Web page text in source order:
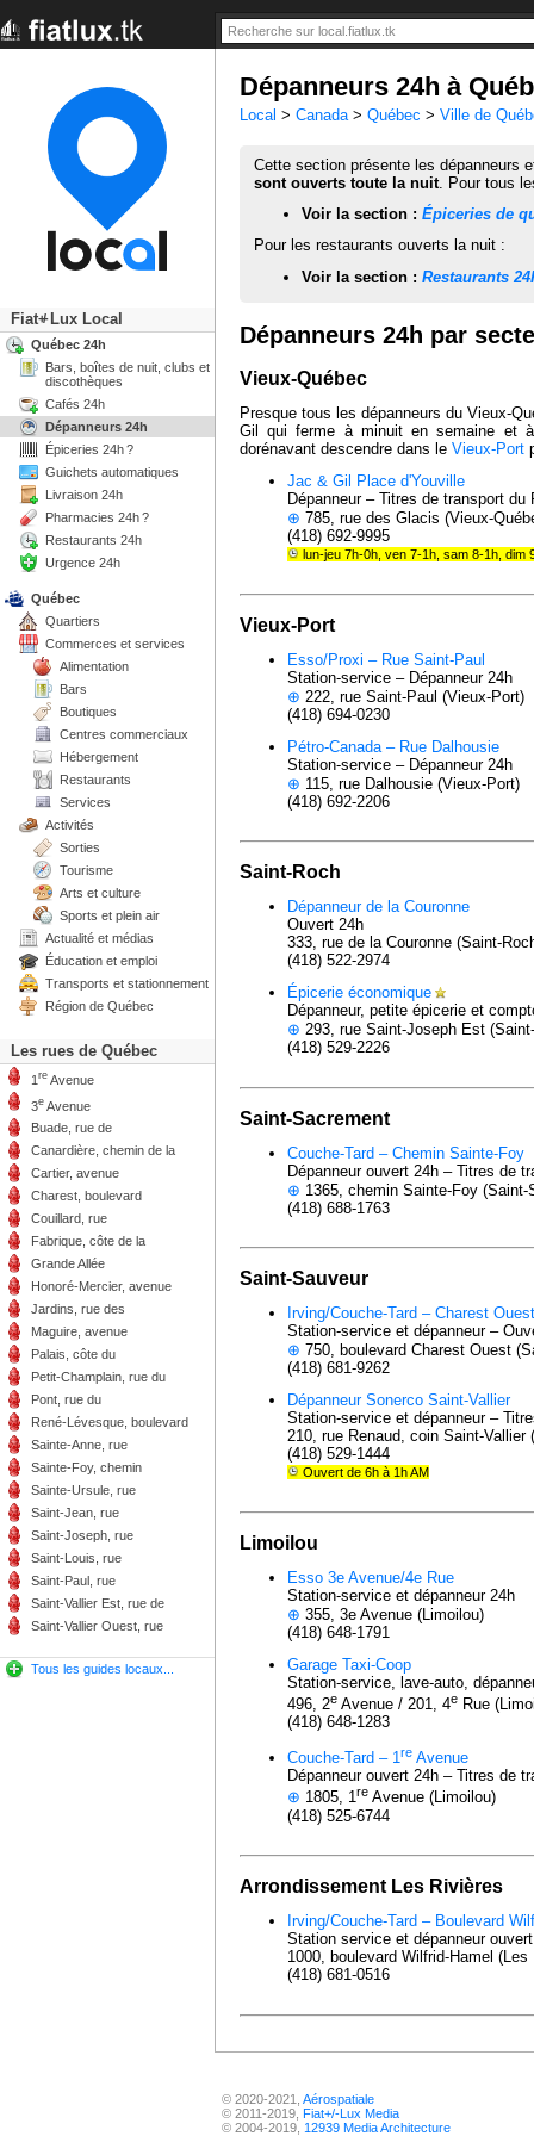
Dépanneurs 24h à
Local > Canada> Québec > Ville de
Cette section présente les dépanneurs
sont ouverts toute la nuit. Pour tous
Voir la section : Épiceries de
Pour les restaurants ouverts la nuit :
Voir la section : Restaurants
Dépanneurs 24h par
Vieux-Québec
Presque tous les dépanneurs du Vieux-
Gil qui ferme à minuit en semaine et
dorénavant descendre dans le Vieux-Port
Jac & Gil Place d'Youville
Dépanneur – Titres de transport du
⊕ 785, rue des Glacis (Vieux-
(418) 692-9995
lun-jeu 7h-0h, ven 7-1h, sam 8-1h, dim
Vieux-Port
Esso/Proxi – Rue Saint-Paul
Station-service – Dépanneur 24h
⊕ 222, rue Saint-Paul (Vieux-Port)
(418) 694-0230
Pétro-Canada – Rue Dalhousie
Station-service – Dépanneur 24h
⊕ 115, rue Dalhousie (Vieux-Port)
(418) 692-2206
Saint-Roch
Dépanneur de la Couronne
Ouvert 24h
333, rue de la Couronne (Saint-
(418) 522-2974
Épicerie économique
Dépanneur, petite épicerie et
⊕ 293, rue Saint-Joseph Est
(418) 529-2226
Saint-Sacrement
Couche-Tard – Chemin Sainte-Foy
Dépanneur ouvert 24h – Titres de
⊕ 1365, chemin Sainte-Foy (Saint-
(418) 688-1763
Saint-Sauveur
Irving/Couche-Tard – Charest Ouest
Station-service et dépanneur –
⊕ 750, boulevard Charest Ouest
(418) 681-9262
Dépanneur Sonerco Saint-Vallier
Station-service et dépanneur –
210, rue Renaud, coin Saint-Vallier
(418) 529-1444
Ouvert de 6h à 1h AM
Limoilou
Esso 3e Avenue/4e Rue
Station-service et dépanneur 24h
⊕ 355, 3e Avenue (Limoilou)
(418) 648-1791
Garage Taxi-Coop
Station-service, lave-auto,
496, 2e Avenue / 201, 4e Rue
(418) 648-1283
Couche-Tard – 1re Avenue
Dépanneur ouvert 24h – Titres de
⊕ 1805, 1re Avenue (Limoilou)
(418) 525-6744
Arrondissement Les Rivières
Irving/Couche-Tard – Boulevard
Station service et dépanneur
1000, boulevard Wilfrid-Hamel (Les
(418) 681-0516
Fiat+/- Lux Local
Québec 24h
Bars, boîtes de nuit, clubs et
discothèques
Cafés 24h
Dépanneurs 24h
Épiceries 24h ?
Guichets automatiques
Livraison 24h
Pharmacies 24h ?
Restaurants 24h
Urgence 24h
Québec
Quartiers
Commerces et services
Alimentation
Bars
Boutiques
Centres commerciaux
Hébergement
Restaurants
Services
Activités
Sorties
Tourisme
Arts et culture
Sports et plein air
Actualité et médias
Éducation et emploi
Transports et stationnement
Région de Québec
Les rues de Québec
1 re Avenue
3e Avenue
Buade, rue de
Canardière, chemin de la
Cartier, avenue
Charest, boulevard
Couillard, rue
Fabrique, côte de la
Grande Allée
Honoré-Mercier, avenue
Jardins, rue des
Maguire, avenue
Palais, côte du
Petit-Champlain, rue du
Pont, rue du
René-Lévesque, boulevard
Sainte-Anne, rue
Sainte-Foy, chemin
Sainte-Ursule, rue
Saint-Jean, rue
Saint-Joseph, rue
Saint-Louis, rue
Saint-Paul, rue
Saint-Vallier Est, rue de
Saint-Vallier Ouest, rue
Tous les guides locaux...
© 2020-2021, Aérospatiale
© 2011-2019, Fiat+/-Lux Media
© 2004-2019, 12939 Media Architecture